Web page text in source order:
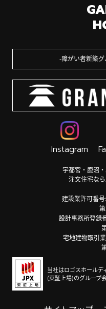
障がい者新築
Instagram
宇都宮・鹿沼
注文住宅な
建設業許可番
設計事務所登録
宅地建物取引
当社はロゴスホールデ
(東証上場)のグループ